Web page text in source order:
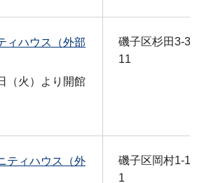
ィハウス（外部
（火）より開館
磯子区杉田3-
11
ティハウス（外
磯子区岡村1-
1